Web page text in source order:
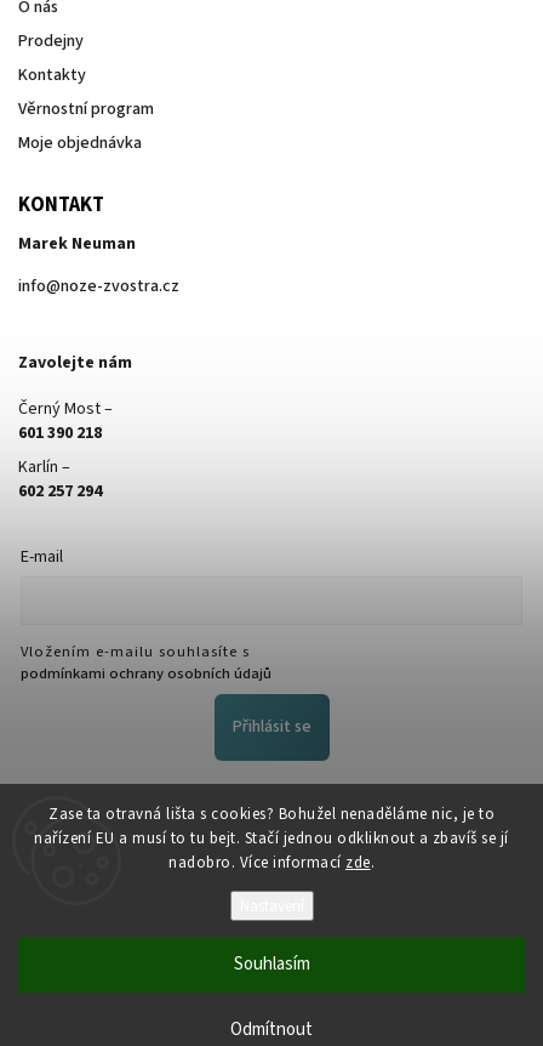
Zase ta otravná lišta s cookies? Bohužel nenaděláme nic, je to
nařízení EU a musí to tu bejt. Stačí jednou odkliknout a zbavíš se jí
nadobro. Více informací zde.
Odmítnout
Souhlasím
O nás
Prodejny
Kontakty
Věrnostní program
Moje objednávka
KONTAKT
Marek Neuman
info@noze-zvostra.cz
Zavolejte nám
Černý Most –
601 390 218
Karlín –
602 257 294
E-mail
Vložením e-mailu souhlasíte s
podmínkami ochrany osobních údajů
Přihlásit se
FACEBOOK
NožeZvostra